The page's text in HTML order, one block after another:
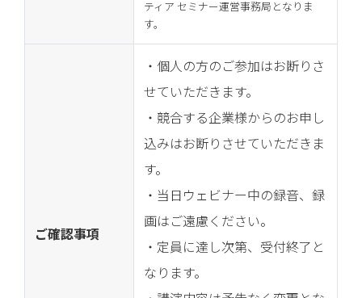
ティア セミナー運営事務局となりま
す。
ご確認事項
・個人の方のご参加はお断りさ
せていただきます。
・競合する企業様からのお申し
込みはお断りさせていただきま
す。
・当日ウェビナー中の録音、録
画はご遠慮ください。
・定員に達し次第、受付終了と
なります。